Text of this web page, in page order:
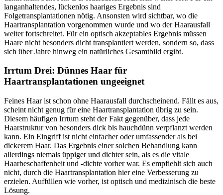
langanhaltendes, lückenlos haariges Ergebnis sind
Folgetransplantationen nötig. Ansonsten wird sichtbar, wo die
Haartransplantation vorgenommen wurde und wo der Haarausfall
weiter fortschreitet. Für ein optisch akzeptables Ergebnis müssen
Haare nicht besonders dicht transplantiert werden, sondern so, dass
sich über Jahre hinweg ein natürliches Gesamtbild ergibt.
Irrtum Drei: Dünnes Haar für
Haartransplantationen ungeeignet
Feines Haar ist schon ohne Haarausfall durchscheinend. Fällt es aus,
scheint nicht genug für eine Haartransplantation übrig zu sein.
Diesem häufigen Irrtum steht der Fakt gegenüber, dass jede
Haarstruktur von besonders dick bis hauchdünn verpflanzt werden
kann. Ein Eingriff ist nicht einfacher oder umfassender als bei
dickerem Haar. Das Ergebnis einer solchen Behandlung kann
allerdings niemals üppiger und dichter sein, als es die vitale
Haarbeschaffenheit und -dichte vorher war. Es empfiehlt sich auch
nicht, durch die Haartransplantation hier eine Verbesserung zu
erzielen. Auffüllen wie vorher, ist optisch und medizinisch die beste
Lösung.